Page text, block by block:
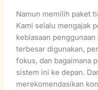
Namun memilih paket
Kami selalu mengajak
kebiasaan
terbesar digunakan,
fokus, dan bagaimana
sistem ini ke depan.
merekomendasikan